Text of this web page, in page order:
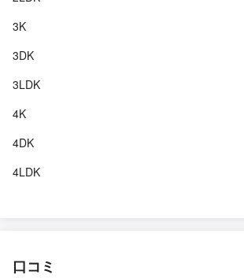
3K
3DK
3LDK
4K
4DK
4LDK
口コミ